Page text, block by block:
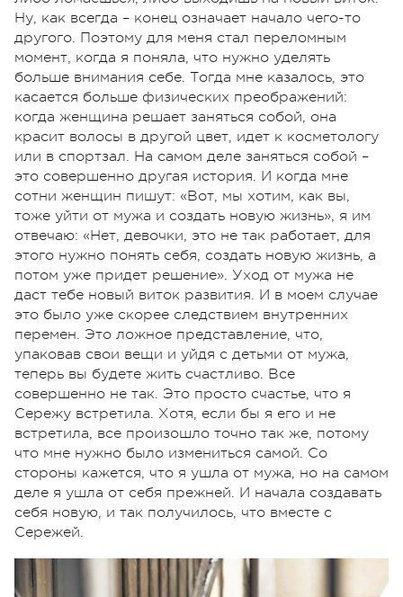
Ну, как всегда – конец означает начало чего-то
другого. Поэтому для меня стал переломным
момент, когда я поняла, что нужно уделять
больше внимания себе. Тогда мне казалось, это
касается больше физических преображений:
когда женщина решает заняться собой, она
красит волосы в другой цвет, идет к косметологу
или в спортзал. На самом деле заняться собой –
это совершенно другая история. И когда мне
сотни женщин пишут: «Вот, мы хотим, как вы,
тоже уйти от мужа и создать новую жизнь», я им
отвечаю: «Нет, девочки, это не так работает, для
этого нужно понять себя, создать новую жизнь, а
потом уже придет решение». Уход от мужа не
даст тебе новый виток развития. И в моем случае
это было уже скорее следствием внутренних
перемен. Это ложное представление, что,
упаковав свои вещи и уйдя с детьми от мужа,
теперь вы будете жить счастливо. Все
совершенно не так. Это просто счастье, что я
Сережу встретила. Хотя, если бы я его и не
встретила, все произошло точно так же, потому
что мне нужно было измениться самой. Со
стороны кажется, что я ушла от мужа, но на самом
деле я ушла от себя прежней. И начала создавать
себя новую, и так получилось, что вместе с
Сережей.